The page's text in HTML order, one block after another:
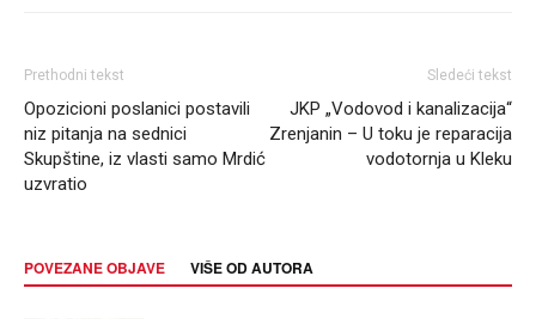
Prethodni tekst
Opozicioni poslanici postavili
niz pitanja na sednici
Skupštine, iz vlasti samo Mrdić
uzvratio
Sledeći tekst
JKP „Vodovod i kanalizacija“
Zrenjanin – U toku je reparacija
vodotornja u Kleku
POVEZANE OBJAVE VIŠE OD AUTORA